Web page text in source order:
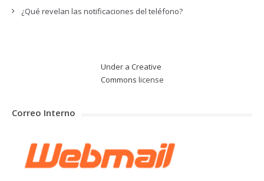
¿Qué revelan las notificaciones del teléfono?
Under a Creative
Commons license
Correo Interno